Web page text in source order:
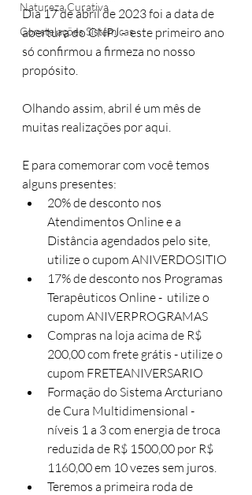
Natureza Curativa
Constelações Sistêmicas
Dia 17 de abril de 2023 foi a data de
abertura do CNPJ -  este primeiro ano
só confirmou a firmeza no nosso
propósito.
Olhando assim, abril é um mês de
muitas realizações por aqui.
E para comemorar com você temos
alguns presentes:
20% de desconto nos
Atendimentos Online e a
Distância agendados pelo site,
utilize o cupom ANIVERDOSITIO
17% de desconto nos Programas
Terapêuticos Online -  utilize o
cupom ANIVERPROGRAMAS
Compras na loja acima de R$
200,00 com frete grátis - utilize o
cupom FRETEANIVERSARIO
Formação do Sistema Arcturiano
de Cura Multidimensional -
níveis 1 a 3 com energia de troca
reduzida de R$ 1500,00 por R$
1160,00 em 10 vezes sem juros.
Teremos a primeira roda de